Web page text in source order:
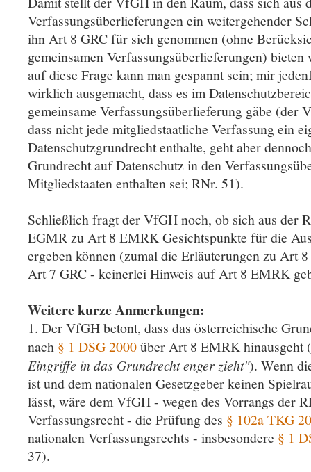
Verfassungsüberlieferungen ein weitergehender
ihn Art 8 GRC für sich genommen (ohne
gemeinsamen Verfassungsüberlieferungen)
auf diese Frage kann man gespannt sein; mir
wirklich ausgemacht, dass es im
gemeinsame Verfassungsüberlieferung gäbe (der
dass nicht jede mitgliedstaatliche Verfassung ein
Datenschutzgrundrecht enthalte, geht aber
Grundrecht auf Datenschutz in den
Mitgliedstaaten enthalten sei; RNr. 51).
Schließlich fragt der VfGH noch, ob sich aus der
EGMR zu Art 8 EMRK Gesichtspunkte für die
ergeben können (zumal die Erläuterungen zu Art
Art 7 GRC - keinerlei Hinweis auf Art 8 EMRK
Weitere kurze Anmerkungen:
1. Der VfGH betont, dass das österreichische
nach § 1 DSG 2000über Art 8 EMRK hinausgeht
Eingriffe in das Grundrecht enger zieht"). Wenn
ist und dem nationalen Gesetzgeber keinen
lässt, wäre dem VfGH - wegen des Vorrangs der
Verfassungsrecht - die Prüfung des § 102a TKG
nationalen Verfassungsrechts - insbesondere § 1
37).